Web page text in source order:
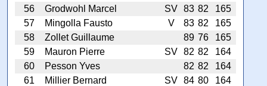
56
Grodwohl Marcel SV 83 82
165
57
Mingolla Fausto V 83 82
165
58
Zollet Guillaume 89 76
165
59
Mauron Pierre SV 82 82
164
60
Pesson Yves 82 82
164
61
Millier Bernard SV 84 80
164